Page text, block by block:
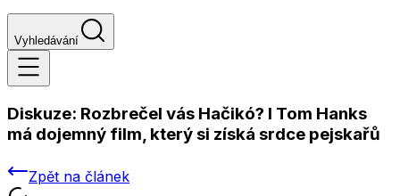
Vyhledávání
Diskuze: Rozbrečel vás Hačikó? I Tom Hanks
má dojemný film, který si získá srdce pejskařů
Zpět na článek